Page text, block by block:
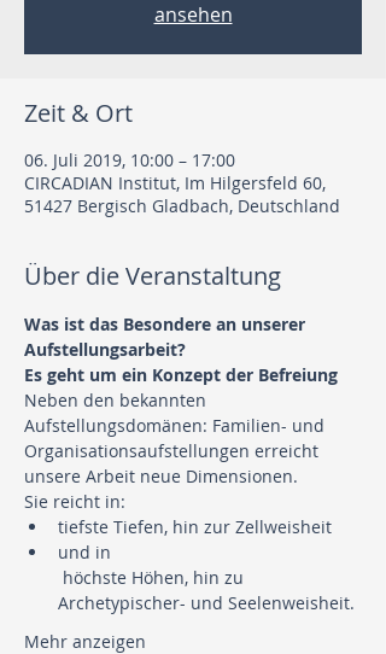
ansehen
Zeit & Ort
06. Juli 2019, 10:00 – 17:00
CIRCADIAN Institut, Im Hilgersfeld 60,
51427 Bergisch Gladbach, Deutschland
Über die Veranstaltung
Was ist das Besondere an unserer
Neben den bekannten
Aufstellungsdomänen: Familien- und
Organisationsaufstellungen erreicht
tiefste Tiefen, hin zur Zellweisheit
und in
Mehr anzeigen